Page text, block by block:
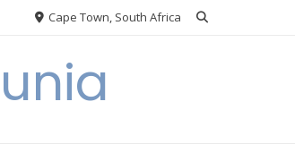
Cape Town, South Africa